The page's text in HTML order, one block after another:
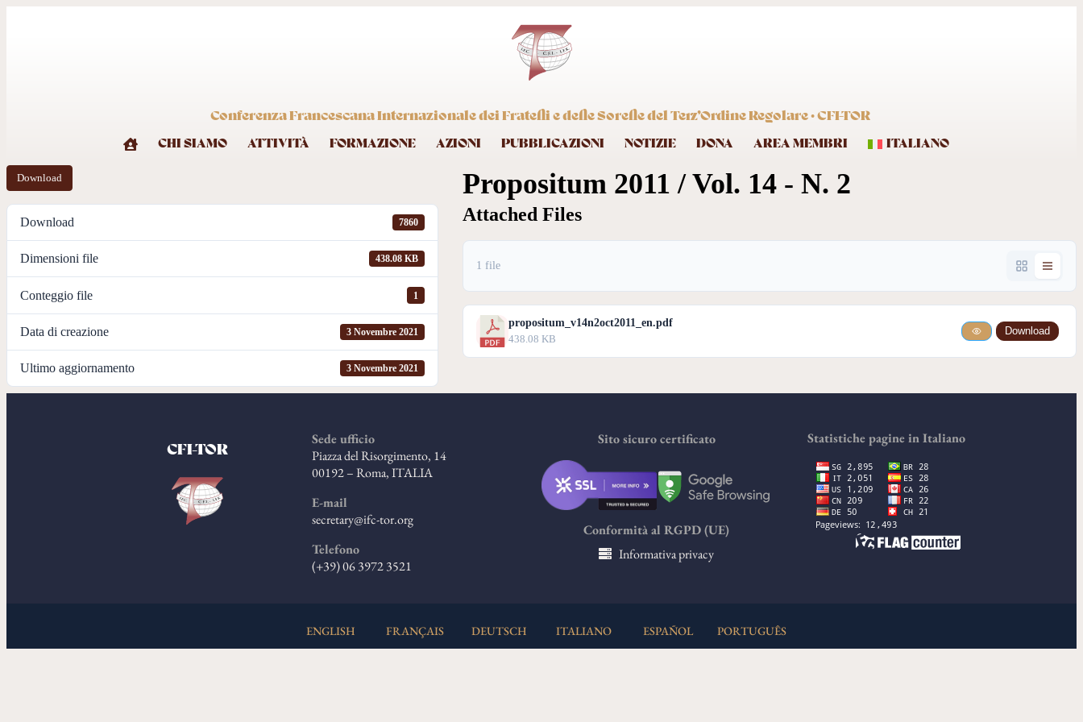
Conferenza Francescana Internazionale dei Fratelli e delle Sorelle del Terz’Ordine Regolare · CFI-TOR
CHI SIAMO ATTIVITÀ FORMAZIONE AZIONI PUBBLICAZIONI NOTIZIE DONA AREA MEMBRI ITALIANO
Download
Download 7860
Dimensioni file 438.08 KB
Conteggio file 1
Data di creazione 3 Novembre 2021
Ultimo aggiornamento 3 Novembre 2021
Propositum 2011 / Vol. 14 - N. 2
Attached Files
1 file
propositum_v14n2oct2011_en.pdf
438.08 KB
Download
CFI-TOR
Sede ufficio
Piazza del Risorgimento, 14
00192 – Roma, ITALIA
E-mail
secretary@ifc-tor.org
Telefono
(+39) 06 3972 3521
Sito sicuro certificato
Conformità al RGPD (UE)
Informativa privacy
Statistiche pagine in Italiano
ENGLISH FRANÇAIS DEUTSCH ITALIANO ESPAÑOL PORTUGUÊS